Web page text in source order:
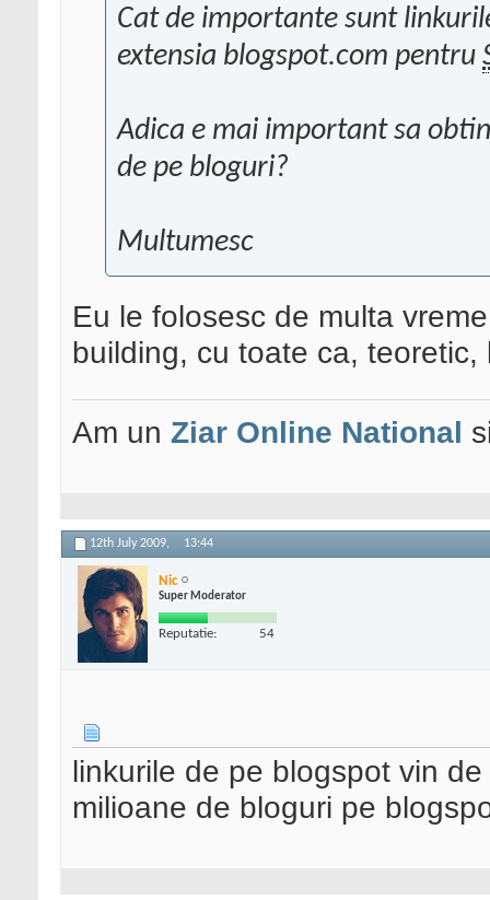
Cat de importante sunt
extensia blogspot.com pentru
Adica e mai important sa
de pe bloguri?
Multumesc
Eu le folosesc de multa
building, cu toate ca,
Am un Ziar Online National
12th July 2009, 13:44
Nic
Super Moderator
Reputatie: 54
linkurile de pe blogspot vin
milioane de bloguri pe